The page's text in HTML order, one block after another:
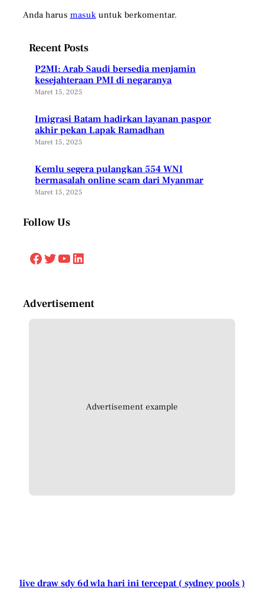
Anda harus masukuntuk berkomentar.
Recent Posts
P2MI: Arab Saudi bersedia menjamin
kesejahteraan PMI di negaranya
Maret 15, 2025
Imigrasi Batam hadirkan layanan paspor
akhir pekan Lapak Ramadhan
Maret 15, 2025
Kemlu segera pulangkan 554 WNI
bermasalah online scam dari Myanmar
Maret 15, 2025
Follow Us
Facebook Twitter YouTube LinkedIn
Advertisement
Advertisement example
live draw sdy 6d wla hari ini tercepat ( sydney pools )